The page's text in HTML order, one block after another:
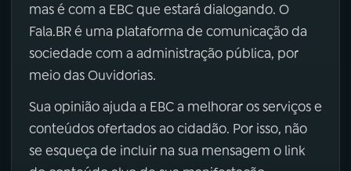
mas é com a EBC que estará dialogando. O
Fala.BR é uma plataforma de comunicação da
sociedade com a administração pública, por
meio das Ouvidorias.
Sua opinião ajuda a EBC a melhorar os serviços e
conteúdos ofertados ao cidadão. Por isso, não
se esqueça de incluir na sua mensagem o link